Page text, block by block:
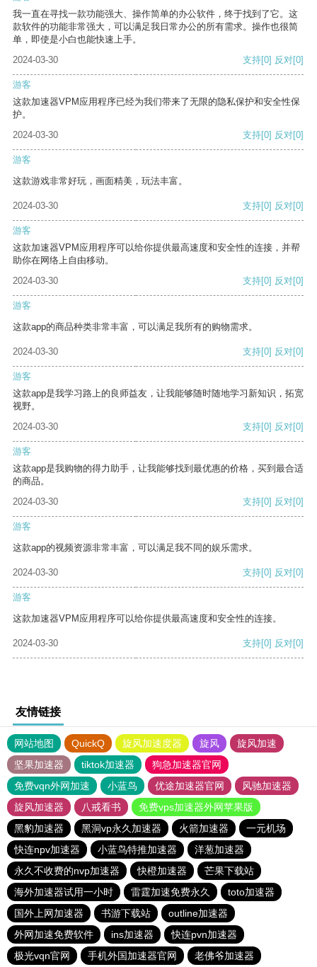
我一直在寻找一款功能强大、操作简单的办公软件，终于找到了它。这
款软件的功能非常强大，可以满足我日常办公的所有需求。操作也很简
单，即使是小白也能快速上手。
2024-03-30
支持[0] 反对[0]
游客
这款加速器VPM应用程序已经为我们带来了无限的隐私保护和安全性保
护。
2024-03-30
支持[0] 反对[0]
游客
这款游戏非常好玩，画面精美，玩法丰富。
2024-03-30 支持[0] 反对[0]
游客
这款加速器VPM应用程序可以给你提供最高速度和安全性的连接，并帮
助你在网络上自由移动。
2024-03-30
支持[0] 反对[0]
游客
这款app的商品种类非常丰富，可以满足我所有的购物需求。
2024-03-30 支持[0] 反对[0]
游客
这款app是我学习路上的良师益友，让我能够随时随地学习新知识，拓宽
视野。
2024-03-30
支持[0] 反对[0]
游客
这款app是我购物的得力助手，让我能够找到最优惠的价格，买到最合适
的商品。
2024-03-30
支持[0] 反对[0]
游客
这款app的视频资源非常丰富，可以满足我不同的娱乐需求。
2024-03-30 支持[0] 反对[0]
游客
这款加速器VPM应用程序可以给你提供最高速度和安全性的连接。
2024-03-30 支持[0] 反对[0]
友情链接
网站地图 QuickQ 旋风加速度器 旋风
旋风加速
坚果加速器
tiktok加速器
狗急加速器官网
免费vqn外网加速
小蓝鸟 优途加速器官网
风驰加速器
旋风加速器
八戒看书
免费vps加速器外网苹果版
黑豹加速器
黑洞vp永久加速器 火箭加速器
一元机场
快连npv加速器
小蓝鸟特推加速器
洋葱加速器
永久不收费的nvp加速器
快橙加速器
芒果下载站
海外加速器试用一小时
雷霆加速免费永久
toto加速器
国外上网加速器
书游下载站
outline加速器
外网加速免费软件
ins加速器
快连pvn加速器
极光vqn官网
手机外国加速器官网 老佛爷加速器